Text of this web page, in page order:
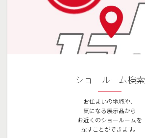
ショールーム検索
お住まいの地域や、
気になる展示品から
お近くのショールームを
探すことができます。